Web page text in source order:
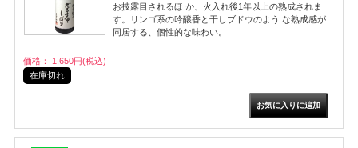
お披露目されるほ か、火入れ後1年以上の熟成されま
す。リンゴ系の吟醸香と干しブドウのよう な熟成感が
同居する、個性的な味わい。
価格： 1,650円(税込)
在庫切れ